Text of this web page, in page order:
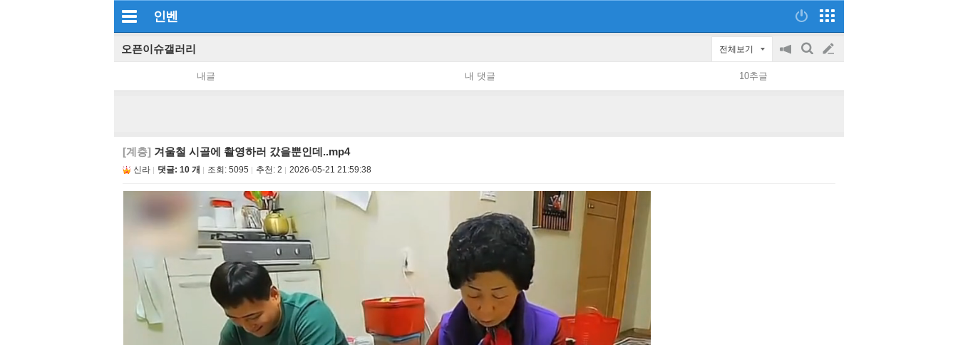
인벤
오픈이슈갤러리 전체보기
공
on/off
검
글
쓰
내글 내 댓글 10추글
[계층] 겨울철 시골에 촬영하러 갔을뿐인데..mp4
신라 댓글: 10 개 조회: 5095 추천: 2 2026-05-21 21:59:38